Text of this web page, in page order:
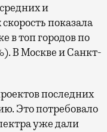
и
показала
в топ городов по
В Москве и Санкт-
последних
Это потребовало
уже дали